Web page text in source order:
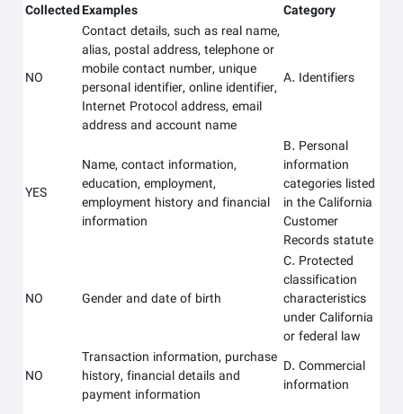
Category
Examples
Collected
A. Identifiers
Contact details, such as real name,
alias, postal address, telephone or
mobile contact number, unique
personal identifier, online identifier,
Internet Protocol address, email
address and account name
NO
B. Personal
information
categories listed
in the California
Customer
Records statute
Name, contact information,
education, employment,
employment history and financial
information
YES
C. Protected
classification
characteristics
under California
or federal law
Gender and date of birth
NO
D. Commercial
information
Transaction information, purchase
history, financial details and
payment information
NO